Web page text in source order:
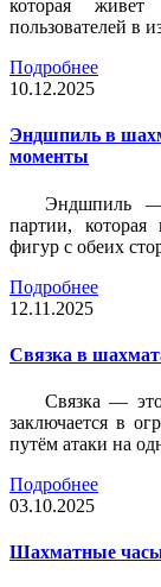
которая
пользователей в
Подробнее
10.12.2025
Эндшпиль в
моменты
Эндшпиль —
партии, которая
фигур с обеих
Подробнее
12.11.2025
Связка в
Связка —
заключается в
путём атаки на
Подробнее
03.10.2025
Шахматные